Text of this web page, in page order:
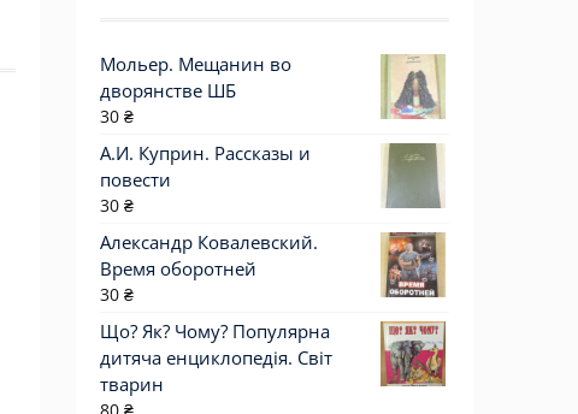
Мольер. Мещанин во
дворянстве ШБ
30 ₴
А.И. Куприн. Рассказы и
повести
30 ₴
Александр Ковалевский.
Время оборотней
30 ₴
Що? Як? Чому? Популярна
дитяча енциклопедія. Світ
тварин